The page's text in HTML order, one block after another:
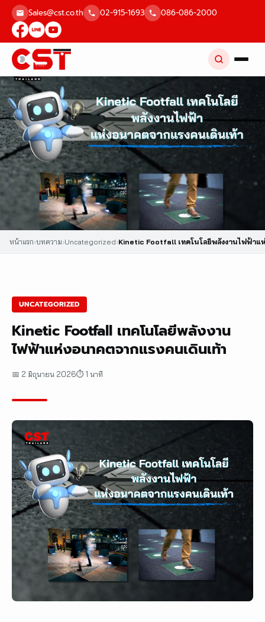
Skip
content
Sales@cst.co.th 02-915-1693 086-086-2000
หน้าแรก›บทความ›Uncategorized›Kinetic Footfall เทคโนโลยีพลังงานไฟฟ้าแ
UNCATEGORIZED
Kinetic Footfall เทคโนโลยีพลังงาน
ไฟฟ้าแห่งอนาคตจากแรงคนเดินเท้า
📅 2 มิถุนายน 2026⏱ 1 นาที